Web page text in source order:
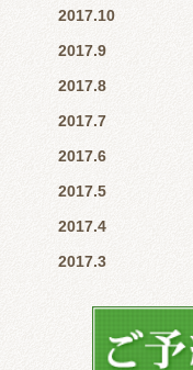
2017.10
2017.9
2017.8
2017.7
2017.6
2017.5
2017.4
2017.3